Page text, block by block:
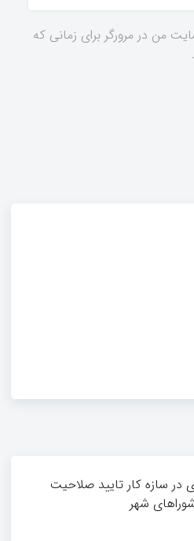
من در مرورگر برای زمانی که
در سازه کار تایید صلاحیت
شهر